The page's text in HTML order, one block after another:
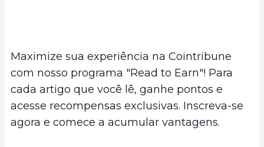
Maximize sua experiência na Cointribune
com nosso programa "Read to Earn"! Para
cada artigo que você lê, ganhe pontos e
acesse recompensas exclusivas. Inscreva-se
agora e comece a acumular vantagens.